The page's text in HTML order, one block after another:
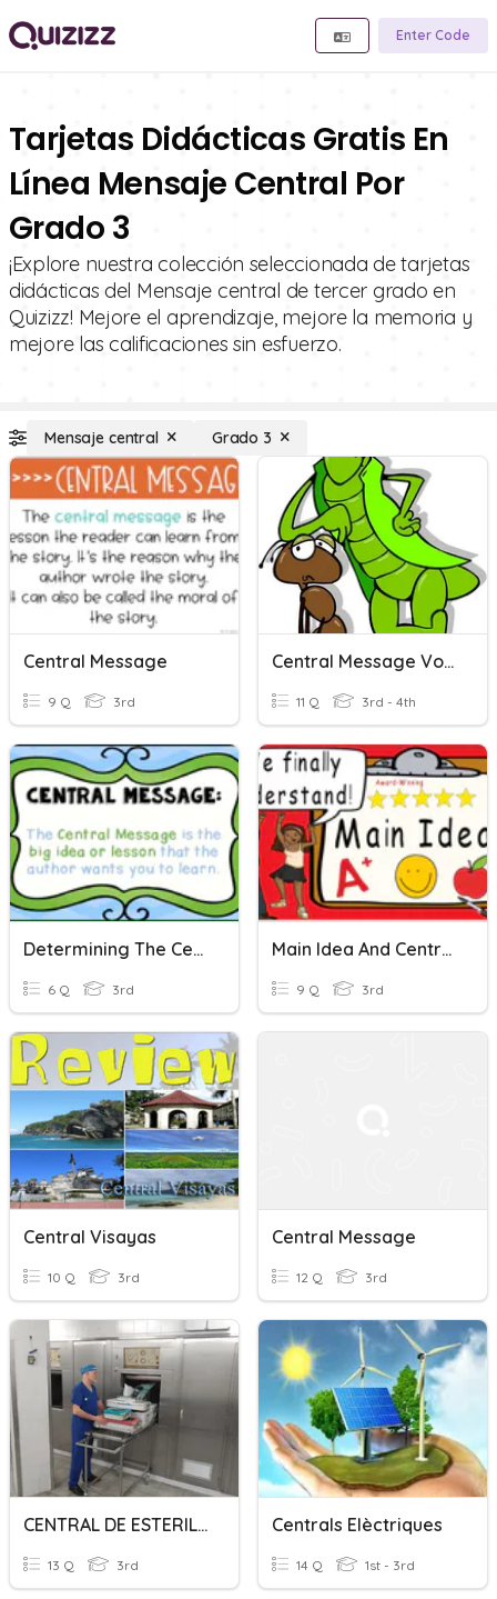
Enter Code
Tarjetas Didácticas Gratis En
Línea Mensaje Central Por
Grado 3
¡Explore nuestra colección seleccionada de tarjetas
didácticas del Mensaje central de tercer grado en
Quizizz! Mejore el aprendizaje, mejore la memoria y
mejore las calificaciones sin esfuerzo.
Mensaje central Grado 3
Central Message
9 Q 3rd
Central Message Vocabulary
11 Q 3rd - 4th
Determining The Central Message
6 Q 3rd
Main Idea And Central Message
9 Q 3rd
Central Visayas
10 Q 3rd
Central Message
12 Q 3rd
CENTRAL DE ESTERILIZACIÓN
13 Q 3rd
Centrals Elèctriques
14 Q 1st - 3rd